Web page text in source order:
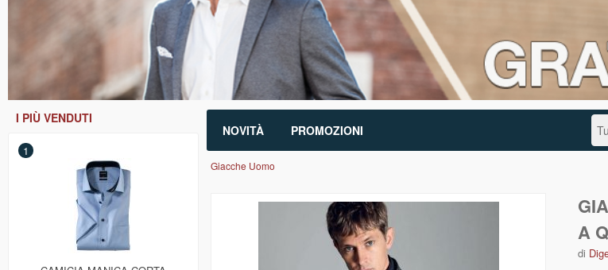
NOVITÀ PROMOZIONI
I PIÙ VENDUTI
1
Giacche Uomo
A
di